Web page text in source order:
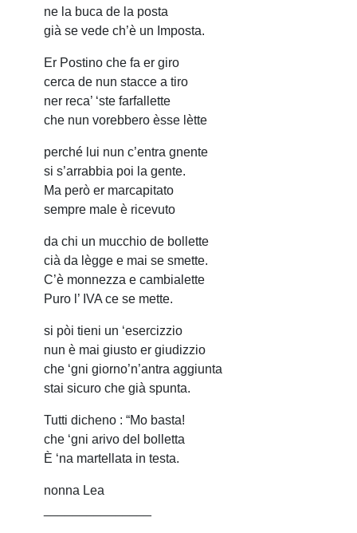
ne la buca de la posta
già se vede ch’è un Imposta.
Er Postino che fa er giro
cerca de nun stacce a tiro
ner reca’ ‘ste farfallette
che nun vorebbero èsse lètte
perché lui nun c’entra gnente
si s’arrabbia poi la gente.
Ma però er marcapitato
sempre male è ricevuto
da chi un mucchio de bollette
cià da lègge e mai se smette.
C’è monnezza e cambialette
Puro l’ IVA ce se mette.
si pòi tieni un ‘esercizzio
nun è mai giusto er giudizzio
che ‘gni giorno’n’antra aggiunta
stai sicuro che già spunta.
Tutti dicheno : “Mo basta!
che ‘gni arivo del bolletta
È ‘na martellata in testa.
nonna Lea